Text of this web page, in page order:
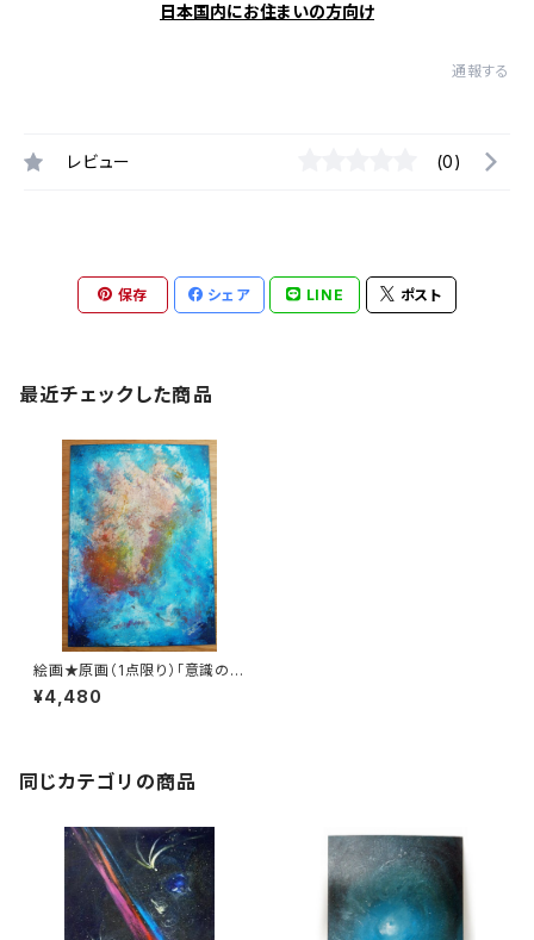
日本国内にお住まいの方向け
通報する
レビュー (0)
保存 シェア LINE ポスト
最近チェックした商品
絵画★原画（1点限り）「意識の果
て」（アクリル水彩画 2021年10
月12日製作）【夜空・宇宙・スピリ
¥4,480
同じカテゴリの商品